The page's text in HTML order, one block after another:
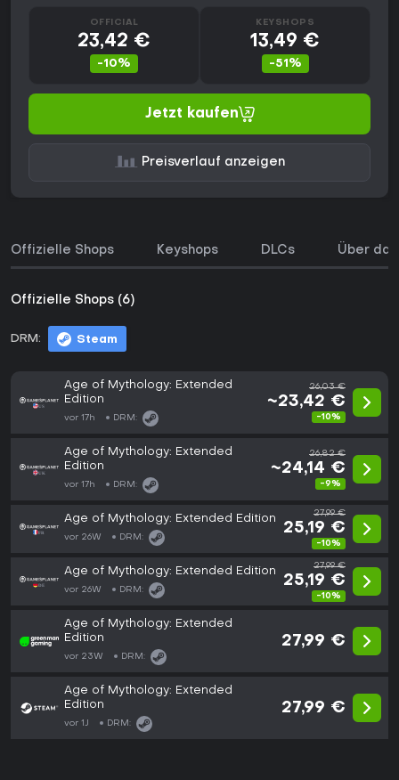
OFFICIAL
23,42 €
-10%
KEYSHOPS
13,49 €
-51%
Jetzt kaufen
Preisverlauf anzeigen
Offizielle Shops Keyshops DLCs Über
Offizielle Shops (6)
DRM: Steam
Age of Mythology: Extended
Edition
vor 17h DRM:
26,03 €
~23,42 €
-10%
Age of Mythology: Extended
Edition
vor 17h DRM:
26,82 €
~24,14 €
-9%
Age of Mythology: Extended Edition
vor 26W DRM:
27,99 €
25,19 €
-10%
Age of Mythology: Extended Edition
vor 26W DRM:
27,99 €
25,19 €
-10%
Age of Mythology: Extended
Edition
vor 23W DRM:
27,99 €
Age of Mythology: Extended
Edition
vor 1J DRM:
27,99 €